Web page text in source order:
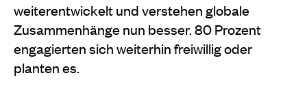
weiterentwickelt und verstehen globale
Zusammenhänge nun besser. 80 Prozent
engagierten sich weiterhin freiwillig oder
planten es.